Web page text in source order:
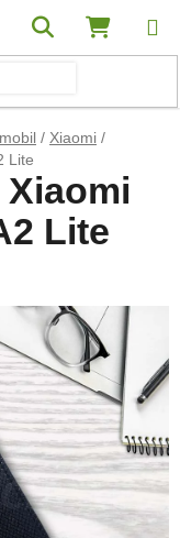
Hľadať
/ Xiaomi /
Lite
Lite
hviezdičiek.